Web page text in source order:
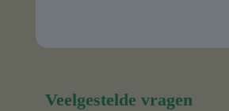
Veelgestelde vragen